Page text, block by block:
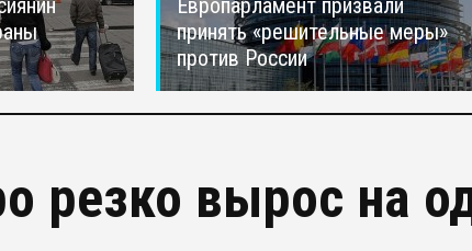
Европарламент призвали
принять «решительные меры»
против России
резко вырос на